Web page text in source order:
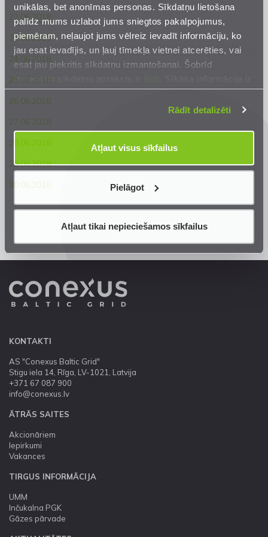
unikālas, bet anonīmas personas. Sīkdatņu lietošana
palīdz mums uzlabot jums sniegtos pakalpojumus,
piemēram, neļaujot jums vēlreiz ievadīt informāciju, ko
jau esat ievadījis, un ļauj tīmekļa vietnei atcerēties, vai
esat jau piekritis sīkdatņu izmantošanai. Šobrīd
izmantoto sīkdatņu apraksts ir
mūsuPrivātuma atrunā.
Rādīt detalizēti
Atļaut visus sīkfailus
Pielāgot
Atļaut tikai nepieciešamos sīkfailus
22.06.2018.
23.06.2018.
24.06.2018.
25.06.2018.
26.06.2018.
27.06.2018.
28.06.2018.
29.06.2018.
30.06.2018.
KONTAKTI
AS "Conexus Baltic Grid"
Stigu iela 14, Rīga, LV-1021, Latvija
+371 67 087 900
info@conexus.lv
ĀTRĀS SAITES
Akcionāriem
Iepirkumi
Vakances
TIRGUS INFORMĀCIJA
UMM
Inčukalna PGK
Gāzes pārvade